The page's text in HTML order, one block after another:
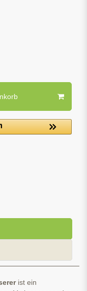
ist ein